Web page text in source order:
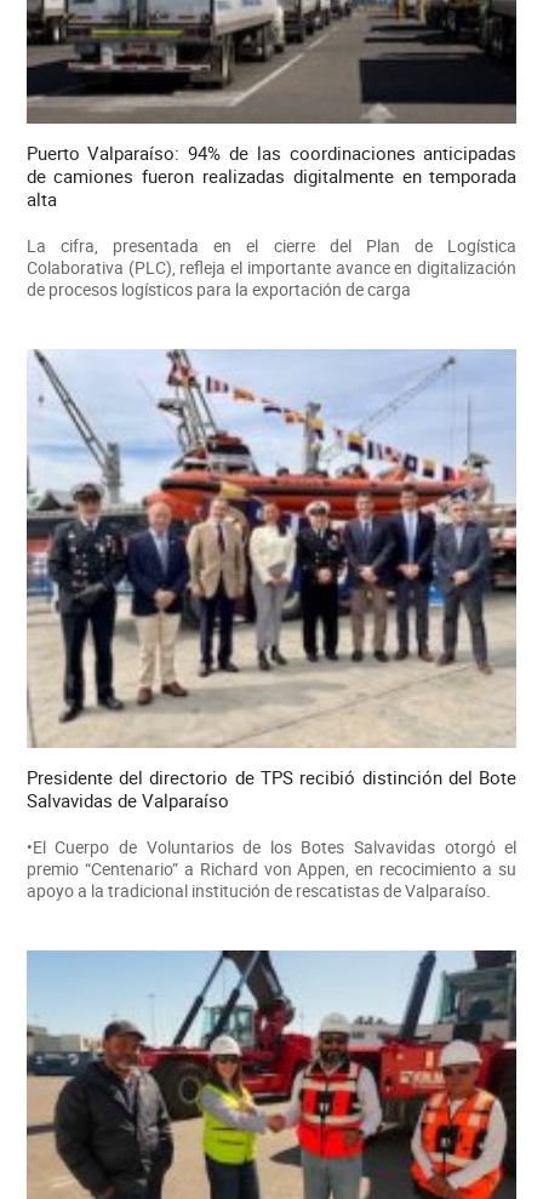
Puerto Valparaíso: 94% de las coordinaciones anticipadas
de camiones fueron realizadas digitalmente en temporada
alta
La cifra, presentada en el cierre del Plan de Logística
Colaborativa (PLC), refleja el importante avance en digitalización
de procesos logísticos para la exportación de carga
Presidente del directorio de TPS recibió distinción del Bote
Salvavidas de Valparaíso
•El Cuerpo de Voluntarios de los Botes Salvavidas otorgó el
premio “Centenario” a Richard von Appen, en recocimiento a su
apoyo a la tradicional institución de rescatistas de Valparaíso.